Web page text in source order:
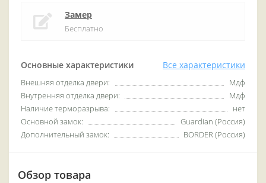
Основные характеристики Все характеристики
Внешняя отделка двери:
Мдф
Внутренняя отделка двери:
Мдф
Наличие терморазрыва:
нет
Основной замок:
Guardian (Россия)
Дополнительный замок:
BORDER (Россия)
Замер
Бесплатно
Обзор товара